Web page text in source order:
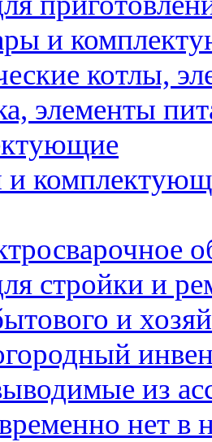
и
котлы,
элементы
и
стройки и
и
из
нет в